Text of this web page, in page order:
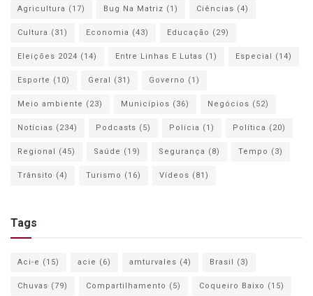
Agricultura (17) Bug Na Matriz (1) Ciências (4)
Cultura (31) Economia (43) Educação (29)
Eleições 2024 (14) Entre Linhas E Lutas (1) Especial (14)
Esporte (10) Geral (31) Governo (1)
Meio ambiente (23) Municípios (36) Negócios (52)
Notícias (234) Podcasts (5) Polícia (1) Política (20)
Regional (45) Saúde (19) Segurança (8) Tempo (3)
Trânsito (4) Turismo (16) Vídeos (81)
Tags
Aci-e (15) acie (6) amturvales (4) Brasil (3)
Chuvas (79) Compartilhamento (5) Coqueiro Baixo (15)